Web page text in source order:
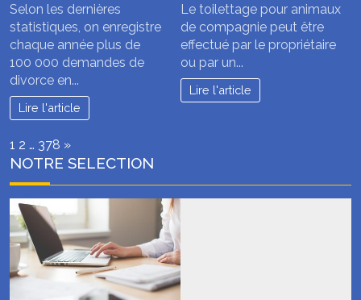
Selon les dernières
statistiques, on enregistre
chaque année plus de
100 000 demandes de
divorce en...
Lire l'article
Le toilettage pour animaux
de compagnie peut être
effectué par le propriétaire
ou par un...
Lire l'article
Page:
1 2 … 378 Next
»
NOTRE SELECTION